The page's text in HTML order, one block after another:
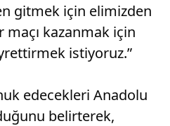
gitmek için elimizden
maçı kazanmak için
istiyoruz.”
edecekleri Anadolu
belirterek,